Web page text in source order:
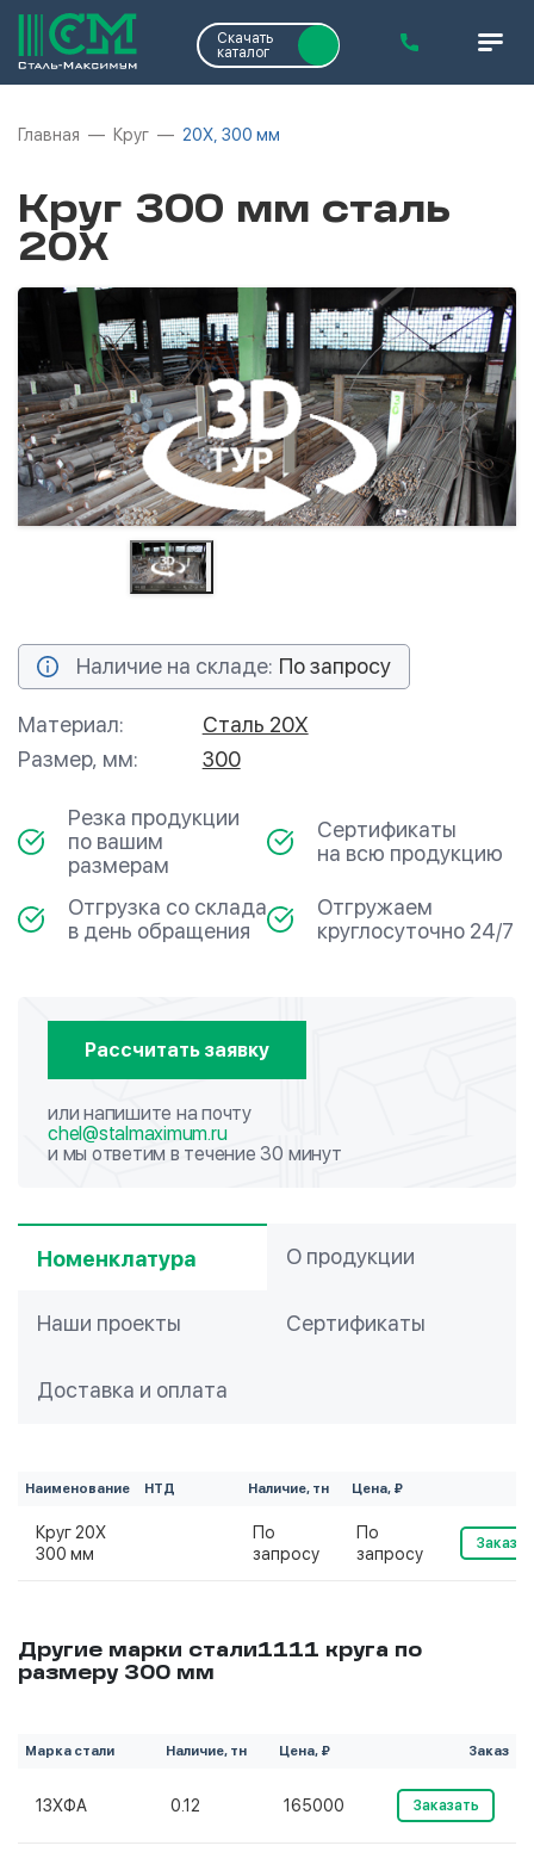
Скачать
каталог
Главная Круг 20Х, 300 мм
Круг 300 мм сталь
20Х
Наличие на складе: По запросу
Материал:
Сталь 20Х
Размер, мм:
300
Резка продукции
по вашим
размерам
Сертификаты
на всю продукцию
Отгрузка со склада
в день обращения
Отгружаем
круглосуточно 24/7
Рассчитать заявку
или напишите на почту
chel@stalmaximum.ru
и мы ответим в течение 30 минут
Номенклатура О продукции
Наши проекты Сертификаты
Доставка и оплата
Наименование НТД Наличие, тн Цена, ₽
Круг 20Х
300 мм
По
запросу
По
запросу
Другие марки стали1111 круга по
размеру 300 мм
Марка стали Наличие, тн Цена, ₽ Заказ
13ХФА 0.12 165000 Заказать